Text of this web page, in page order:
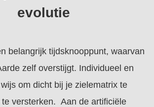
evolutie
belangrijk tijdsknooppunt, waarvan
zelf overstijgt. Individueel en
om dicht bij je zielematrix te
te versterken. Aan de artificiële